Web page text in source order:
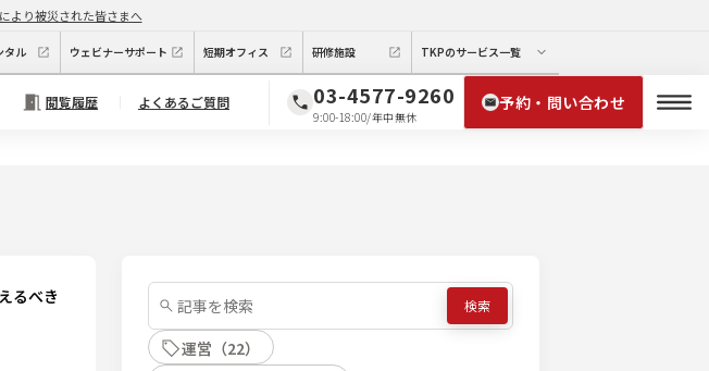
より被災された皆さまへ
タル ウェビナーサポート 短期オフィス 研修施設 TKPのサービス一覧
閲覧履歴 よくあるご質問 03-4577-9260
9:00-18:00/年中無休
予約・問い合わせ
検索
運営 （22）
るべき